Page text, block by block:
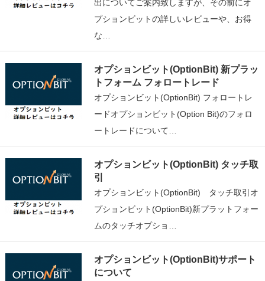
出についてご案内致しますが、その前にオ
プションビットの詳しいレビューや、お得
な…
オプションビット(OptionBit) 新プラッ
トフォーム フォロートレード
オプションビット(OptionBit) フォロートレ
ードオプションビット(Option Bit)のフォロ
ートレードについて…
オプションビット(OptionBit) タッチ取
引
オプションビット(OptionBit) タッチ取引オ
プションビット(OptionBit)新プラットフォー
ムのタッチオプショ…
オプションビット(OptionBit)サポート
について